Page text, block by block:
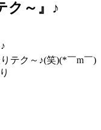
ク～』♪
テク～♪(笑)(*￣m￣)